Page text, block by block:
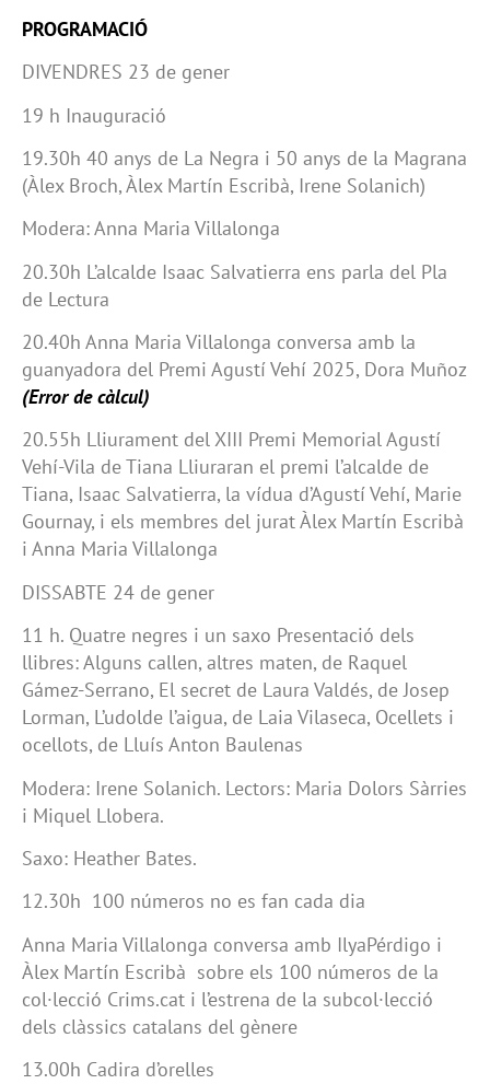
PROGRAMACIÓ
DIVENDRES 23 de gener
19 h Inauguració
19.30h 40 anys de La Negra i 50 anys de la Magrana
(Àlex Broch, Àlex Martín Escribà, Irene Solanich)
Modera: Anna Maria Villalonga
20.30h L’alcalde Isaac Salvatierra ens parla del Pla
de Lectura
20.40h Anna Maria Villalonga conversa amb la
guanyadora del Premi Agustí Vehí 2025, Dora Muñoz
(Error de càlcul)
20.55h Lliurament del XIII Premi Memorial Agustí
Vehí-Vila de Tiana Lliuraran el premi l’alcalde de
Tiana, Isaac Salvatierra, la vídua d’Agustí Vehí, Marie
Gournay, i els membres del jurat Àlex Martín Escribà
i Anna Maria Villalonga
DISSABTE 24 de gener
11 h. Quatre negres i un saxo Presentació dels
llibres: Alguns callen, altres maten, de Raquel
Gámez-Serrano, El secret de Laura Valdés, de Josep
Lorman, L’udolde l’aigua, de Laia Vilaseca, Ocellets i
ocellots, de Lluís Anton Baulenas
Modera: Irene Solanich. Lectors: Maria Dolors Sàrries
i Miquel Llobera.
Saxo: Heather Bates.
12.30h 100 números no es fan cada dia
Anna Maria Villalonga conversa amb IlyaPérdigo i
Àlex Martín Escribà sobre els 100 números de la
col·lecció Crims.cat i l’estrena de la subcol·lecció
dels clàssics catalans del gènere
13.00h Cadira d’orelles